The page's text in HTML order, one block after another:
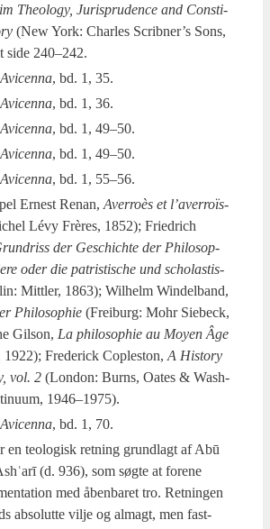
The­o­lo­gy, Juris­pr­u­den­ce and Con­sti­
(New York: Char­les Scrib­ner’s Sons,
side 240–242.
, bd. 1, 35.
, bd. 1, 36.
, bd. 1, 49–50.
, bd. 1, 49–50.
, bd. 1, 55–56.
Erne­st Renan, Aver­roès et l’a­ver­roïs­
Lévy Frères, 1852); Fri­edrich
der Ges­chi­ch­te der Phi­los­op­
oder die patri­sti­s­che und scho­la­sti­s­
Mitt­ler, 1863); Wil­helm Win­del­band,
Phi­los­op­hie (Frei­burg: Mohr Sie­beck,
Gil­son, La phi­los­op­hie au Moy­en Âge
1922); Fre­de­ri­ck Cop­le­ston, A History
vol. 2 (Lon­don: Burns, Oates & Was­h­
1946–1975).
, bd. 1, 70.
en teo­lo­gisk ret­ning grund­lagt af Abū
(d. 936), som søg­te at for­e­ne
med åben­ba­ret tro. Ret­nin­gen
abso­lut­te vil­je og almagt, men fast­